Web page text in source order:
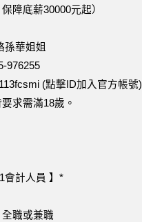
保障底薪30000元起）
孫華姐姐
976255
(點擊ID加入官方帳號)
求需滿18歲。
會計人員 】*
職或兼職